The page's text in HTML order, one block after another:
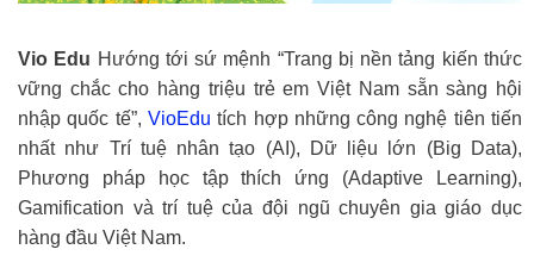
Vio Edu Hướng tới sứ mệnh “Trang bị nền tảng kiến thức
vững chắc cho hàng triệu trẻ em Việt Nam sẵn sàng hội
nhập quốc tế”, VioEdu tích hợp những công nghệ tiên tiến
nhất như Trí tuệ nhân tạo (AI), Dữ liệu lớn (Big Data),
Phương pháp học tập thích ứng (Adaptive Learning),
Gamification và trí tuệ của đội ngũ chuyên gia giáo dục
hàng đầu Việt Nam.